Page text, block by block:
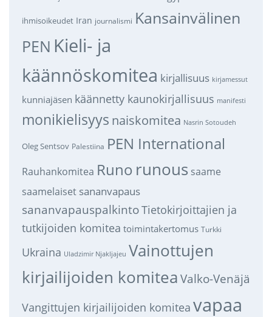
ihmisoikeudet Iran journalismi Kansainvälinen
PEN Kieli- ja
käännöskomitea kirjallisuus kirjamessut
kunniajäsen käännetty kaunokirjallisuus manifesti
monikielisyys naiskomitea Nasrin Sotoudeh
Oleg Sentsov Palestiina PEN International
Rauhankomitea Runo runous saame
saamelaiset sananvapaus
sananvapauspalkintoTietokirjoittajien ja
tutkijoiden komitea toimintakertomus Turkki
Ukraina Uladzimir Njakljajeu Vainottujen
kirjailijoiden komitea Valko-Venäjä
Vangittujen kirjailijoiden komitea vapaa